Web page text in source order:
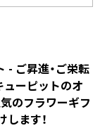
- ご昇進・ご栄転
ューピットのオ
のフラワーギフ
ます！